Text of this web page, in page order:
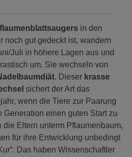
in den
noch gut gedeckt ist, wandern
Juli in höhere Lagen aus und
um. Sie wechseln von
. Dieser krasse
sichert der Art das
wenn die Tiere zur Paarung
Generation einen guten Start zu
die Eltern unterm Pflaumenbaum,
für ihre Entwicklung unbedingt
Das haben Wissenschaftler